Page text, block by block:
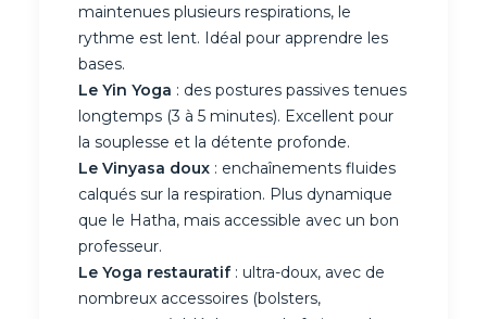
maintenues plusieurs respirations, le
rythme est lent. Idéal pour apprendre les
bases.
Le Yin Yoga : des postures passives tenues
longtemps (3 à 5 minutes). Excellent pour
la souplesse et la détente profonde.
Le Vinyasa doux : enchaînements fluides
calqués sur la respiration. Plus dynamique
que le Hatha, mais accessible avec un bon
professeur.
Le Yoga restauratif: ultra-doux, avec de
nombreux accessoires (bolsters,